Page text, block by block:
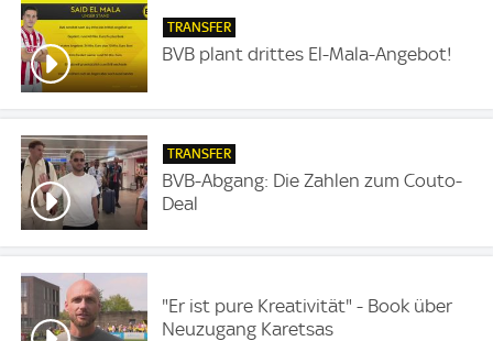
TRANSFER
BVB plant drittes El-Mala-Angebot!
TRANSFER
BVB-Abgang: Die Zahlen zum Couto-
Deal
"Er ist pure Kreativität" - Book über
Neuzugang Karetsas